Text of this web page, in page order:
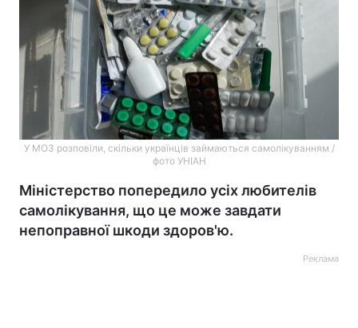
У МОЗ розповіли, скільки українців займаються самолікуванням /
фото УНІАН
Міністерство попередило усіх любителів
самолікування, що це може завдати
непоправної шкоди здоров'ю.
Реклама